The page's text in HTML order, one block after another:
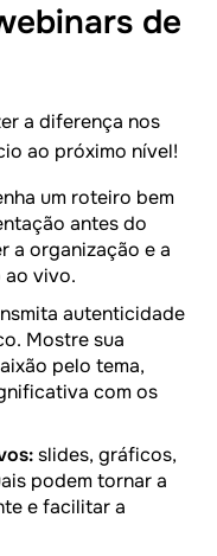
de
a diferença nos
ao próximo nível!
um roteiro bem
antes do
a organização e a
ao vivo.
autenticidade
Mostre sua
pelo tema,
com os
slides, gráficos,
podem tornar a
e facilitar a